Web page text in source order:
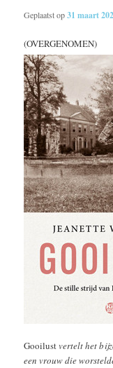
Geplaatst op31 maart
(OVERGENOMEN)
Gooilustvertelt het
een vrouw die